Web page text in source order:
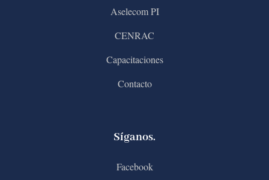
Aselecom PI
CENRAC
Capacitaciones
Contacto
Síganos.
Facebook